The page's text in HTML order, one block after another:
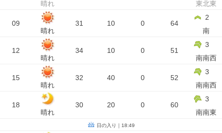
晴れ
東北東
09
晴れ
31 10 0 64
2
南
12
晴れ
34 10 0 51
3
南南西
15
晴れ
32 40 0 52
3
南南西
18
晴れ
30 20 0 60
3
南南東
日の入り｜18:49